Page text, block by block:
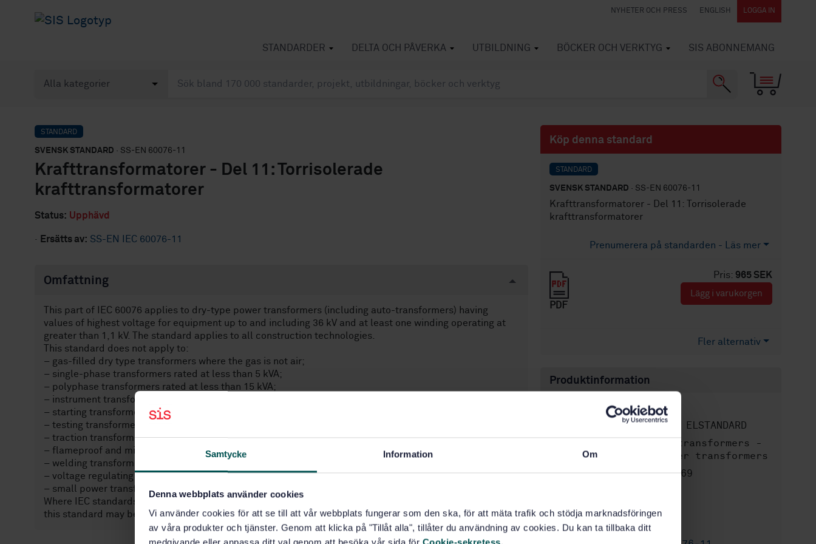
Samtycke Information Om
Denna webbplats använder cookies
Vi använder cookies för att se till att vår webbplats fungerar som den ska, för att mäta trafik och stödja marknadsföringen
av våra produkter och tjänster. Genom att klicka på "Tillåt alla", tillåter du användning av cookies. Du kan ta tillbaka ditt
NYHETER OCH PRESS ENGLISH LOGGA IN
STANDARDER DELTA OCH PÅVERKA UTBILDNING BÖCKER OCH VERKTYG SIS ABONNEMANG
STANDARD
SVENSK STANDARD · SS-EN 60076-11
Krafttransformatorer - Del 11: Torrisolerade
krafttransformatorer
Status: Upphävd
· Ersätts av: SS-EN IEC 60076-11
Omfattning
This part of IEC 60076 applies to dry-type power transformers (including auto-transformers) having
values of highest voltage for equipment up to and including 36 kV and at least one winding operating at
greater than 1,1 kV. The standard applies to all construction technologies.
This standard does not apply to:
– gas-filled dry type transformers where the gas is not air;
– single-phase transformers rated at less than 5 kVA;
– polyphase transformers rated at less than 15 kVA;
– instrument transformers (see IEC 60044 and IEC 60186);
– starting transformers;
– testing transformers;
– traction transformers mounted on rolling stock;
– flameproof and mining transformers;
– welding transformers;
– voltage regulating transformers;
– small power transformers in which safety is a special consideration.
Where IEC standards do not exist for the transformers mentioned above or for other special transformers,
this standard may be applicable as a whole or in parts.
Köp denna standard
STANDARD
SVENSK STANDARD · SS-EN 60076-11
Krafttransformatorer - Del 11: Torrisolerade
krafttransformatorer
Prenumerera på standarden - Läs mer
Pris: 965 SEK
PDF
Lägg i varukorgen
Fler alternativ
Produktinformation
Engelska
SEK SVENSK ELSTANDARD
Power transformers -
Part 11: Dry-type power transformers
Artikelnummer:STD-3331769
Fastställd: 2004-10-25
Antal sidor:39